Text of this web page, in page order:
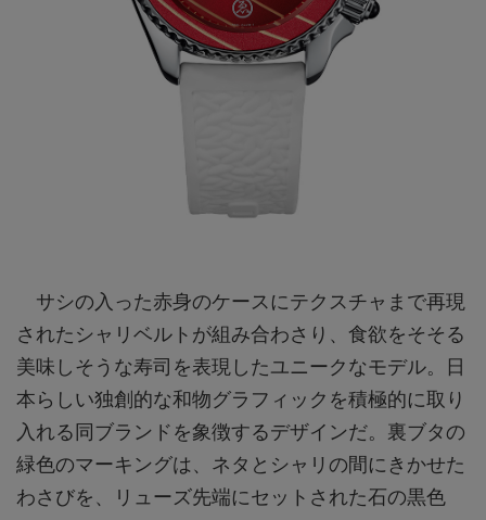
サシの入った赤身のケースにテクスチャまで再現
されたシャリベルトが組み合わさり、食欲をそそる
美味しそうな寿司を表現したユニークなモデル。日
本らしい独創的な和物グラフィックを積極的に取り
入れる同ブランドを象徴するデザインだ。裏ブタの
緑色のマーキングは、ネタとシャリの間にきかせた
わさびを、リューズ先端にセットされた石の黒色